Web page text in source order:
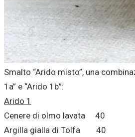
Smalto “Arido misto”, una
1a” e “Arido 1b”:
Arido 1
Cenere di olmo lavata 40
Argilla gialla di Tolfa 40